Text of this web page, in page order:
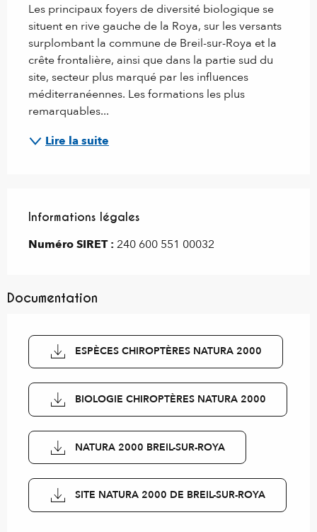
Les principaux foyers de diversité biologique se
situent en rive gauche de la Roya, sur les versants
surplombant la commune de Breil-sur-Roya et la
crête frontalière, ainsi que dans la partie sud du
site, secteur plus marqué par les influences
méditerranéennes. Les formations les plus
remarquables...
Lire la suite
Informations légales
Informations légales
Numéro SIRET : 240 600 551 00032
Documentation
ESPÈCES CHIROPTÈRES NATURA 2000
BIOLOGIE CHIROPTÈRES NATURA 2000
NATURA 2000 BREIL-SUR-ROYA
SITE NATURA 2000 DE BREIL-SUR-ROYA